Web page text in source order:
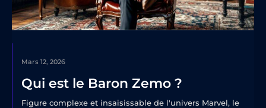
Mars 12, 2026
Qui est le Baron Zemo ?
Figure complexe et insaisissable de l'univers Marvel, le